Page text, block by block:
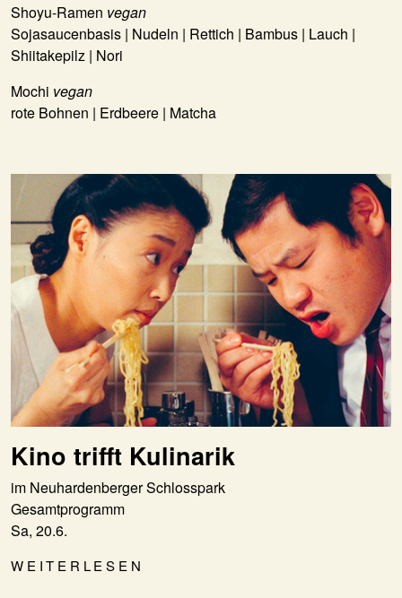
Shoyu-Ramen vegan
Sojasaucenbasis | Nudeln | Rettich | Bambus | Lauch |
Shiitakepilz | Nori
Mochi vegan
rote Bohnen | Erdbeere | Matcha
Kino trifft Kulinarik
im Neuhardenberger Schlosspark
Gesamtprogramm
Sa, 20.6.
WEITERLESEN